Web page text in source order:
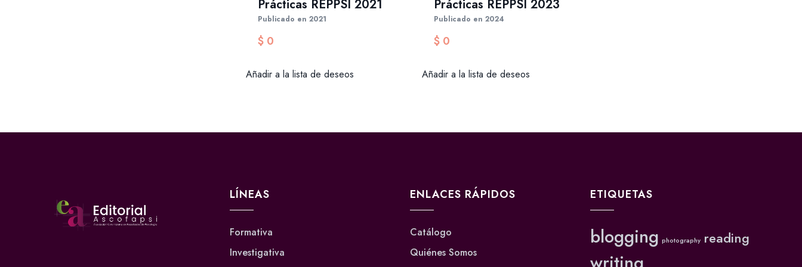
Prácticas REPPSI 2021
Publicado en 2021
$0
Añadir a la lista de deseos
Prácticas REPPSI 2023
Publicado en 2024
$0
Añadir a la lista de deseos
LÍNEAS
Formativa
Investigativa
ENLACES RÁPIDOS
Catálogo
Quiénes Somos
ETIQUETAS
blogging photography reading